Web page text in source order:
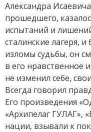
Александра
прошедшего,
испытаний и
сталинские лагеря,
изломы судьбы, он
в его нравственное
не изменил себе,
Всегда говорил
Его произведения
«Архипелаг ГУЛАГ»,
нации, взывали к